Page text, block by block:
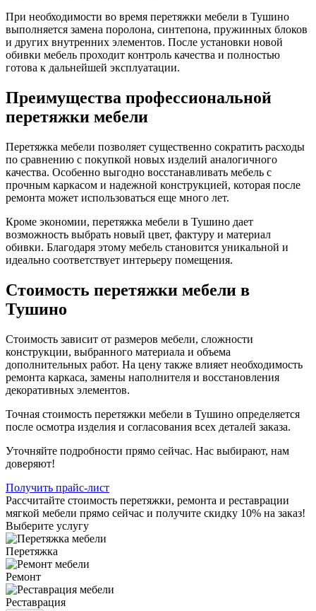
При необходимости во время перетяжки мебели в Тушино
выполняется замена поролона, синтепона, пружинных блоков
и других внутренних элементов. После установки новой
обивки мебель проходит контроль качества и полностью
готова к дальнейшей эксплуатации.
Преимущества профессиональной
перетяжки мебели
Перетяжка мебели позволяет существенно сократить расходы
по сравнению с покупкой новых изделий аналогичного
качества. Особенно выгодно восстанавливать мебель с
прочным каркасом и надежной конструкцией, которая после
ремонта может использоваться еще много лет.
Кроме экономии, перетяжка мебели в Тушино дает
возможность выбрать новый цвет, фактуру и материал
обивки. Благодаря этому мебель становится уникальной и
идеально соответствует интерьеру помещения.
Стоимость перетяжки мебели в
Тушино
Стоимость зависит от размеров мебели, сложности
конструкции, выбранного материала и объема
дополнительных работ. На цену также влияет необходимость
ремонта каркаса, замены наполнителя и восстановления
декоративных элементов.
Точная стоимость перетяжки мебели в Тушино определяется
после осмотра изделия и согласования всех деталей заказа.
Уточняйте подробности прямо сейчас. Нас выбирают, нам
доверяют!
Получить прайс-лист
Рассчитайте стоимость перетяжки, ремонта и реставрации
мягкой мебели прямо сейчас и получите скидку 10% на заказ!
Выберите услугу
Перетяжка
Ремонт
Реставрация